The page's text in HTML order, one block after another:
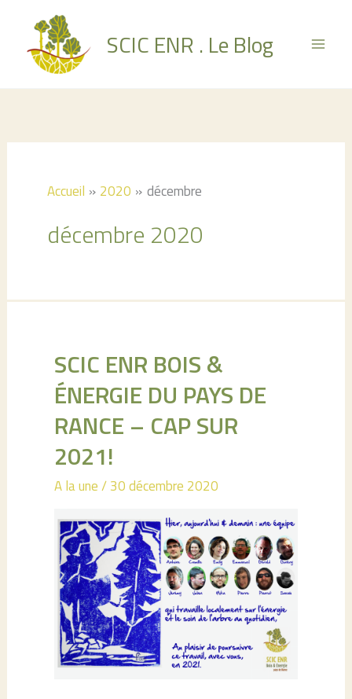
contenu
SCIC ENR . Le Blog
Accueil 2020 décembre
décembre 2020
SCIC ENR BOIS &
ÉNERGIE DU PAYS DE
RANCE – CAP SUR
2021!
A la une/30 décembre 2020